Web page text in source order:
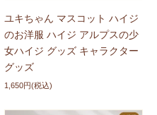
ユキちゃん マスコット ハイジ
のお洋服 ハイジ アルプスの少
女ハイジ グッズ キャラクター
グッズ
1,650円(税込)